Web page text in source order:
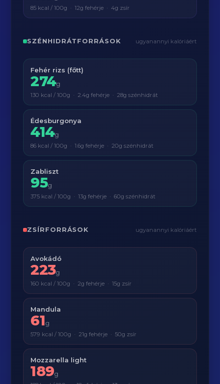
85 kcal / 100g · 12g fehérje · 4g zsír
SZÉNHIDRÁTFORRÁSOK ugyanannyi kalóriáért
Fehér rizs (főtt)
274g
130 kcal / 100g · 2.4g fehérje · 28g szénhidrát
Édesburgonya
414g
86 kcal / 100g · 1.6g fehérje · 20g szénhidrát
Zabliszt
95g
375 kcal / 100g · 13g fehérje · 60g szénhidrát
ZSÍRFORRÁSOK ugyanannyi kalóriáért
Avokádó
223g
160 kcal / 100g · 2g fehérje · 15g zsír
Mandula
61g
579 kcal / 100g · 21g fehérje · 50g zsír
Mozzarella light
189g